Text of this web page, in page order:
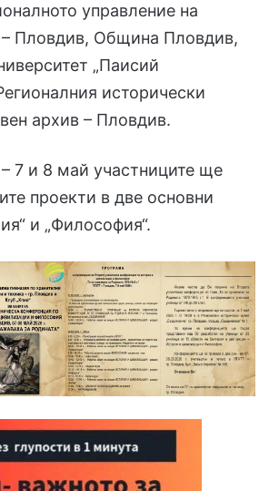
управление на
– Пловдив, Община Пловдив,
„Паисий
исторически
архив – Пловдив.
7 и 8 май участниците ще
проекти в две основни
и „Философия“.